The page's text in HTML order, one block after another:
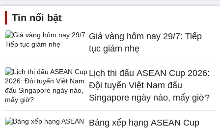
Tin nổi bật
Giá vàng hôm nay 29/7: Tiếp
tục giảm nhẹ
Lịch thi đấu ASEAN Cup 2026:
Đội tuyển Việt Nam đấu
Singapore ngày nào, mấy giờ?
Bảng xếp hạng ASEAN Cup